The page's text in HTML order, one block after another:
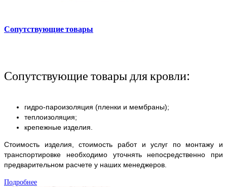
Сопутствующие товары
Сопутствующие товары для кровли:
гидро-пароизоляция (пленки и мембраны);
теплоизоляция;
крепежные изделия.
Стоимость изделия, стоимость работ и услуг по монтажу и
транспортировке необходимо уточнять непосредственно при
предварительном расчете у наших менеджеров.
Подробнее